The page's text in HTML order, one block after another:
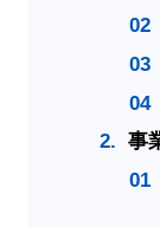
事